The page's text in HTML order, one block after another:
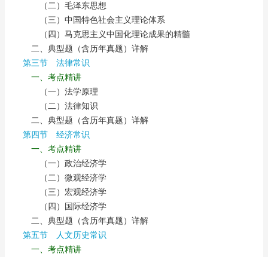
（二）毛泽东思想
（三）中国特色社会主义理论体系
（四）马克思主义中国化理论成果的精髓
二、典型题（含历年真题）详解
第三节 法律常识
一、考点精讲
（一）法学原理
（二）法律知识
二、典型题（含历年真题）详解
第四节 经济常识
一、考点精讲
（一）政治经济学
（二）微观经济学
（三）宏观经济学
（四）国际经济学
二、典型题（含历年真题）详解
第五节 人文历史常识
一、考点精讲